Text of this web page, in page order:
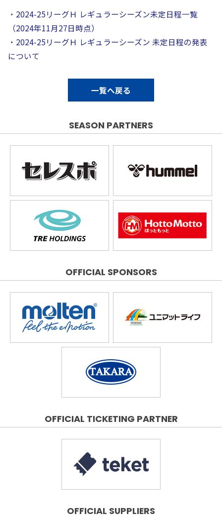
・ 2024-25リーグＨ レギュラーシーズン未定日程一覧
（2024年11月27日時点）
・ 2024-25リーグＨ レギュラーシーズン 未定日程の発表
について
一覧へ戻る
SEASON PARTNERS
OFFICIAL SPONSORS
OFFICIAL TICKETING PARTNER
OFFICIAL SUPPLIERS